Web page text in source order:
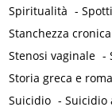
Spiritualità -
Stanchezza cronica
Stenosi vaginale -
Storia greca e
Suicidio -Suicidio